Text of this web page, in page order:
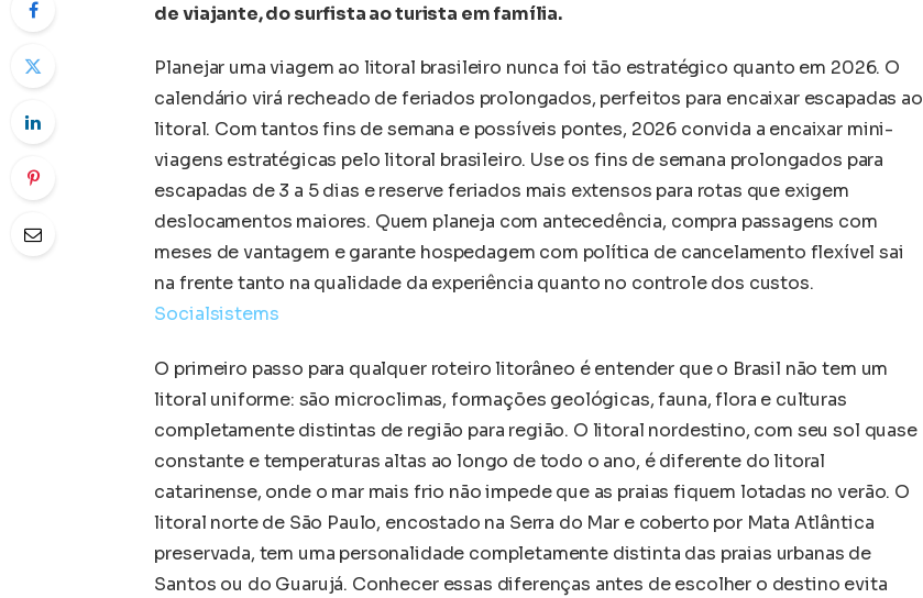
de viajante, do surfista ao turista em família.
Planejar uma viagem ao litoral brasileiro nunca foi tão estratégico quanto em 2026. O
calendário virá recheado de feriados prolongados, perfeitos para encaixar escapadas ao
litoral. Com tantos fins de semana e possíveis pontes, 2026 convida a encaixar mini-
viagens estratégicas pelo litoral brasileiro. Use os fins de semana prolongados para
escapadas de 3 a 5 dias e reserve feriados mais extensos para rotas que exigem
deslocamentos maiores. Quem planeja com antecedência, compra passagens com
meses de vantagem e garante hospedagem com política de cancelamento flexível sai
na frente tanto na qualidade da experiência quanto no controle dos custos.
Socialsistems
O primeiro passo para qualquer roteiro litorâneo é entender que o Brasil não tem um
litoral uniforme: são microclimas, formações geológicas, fauna, flora e culturas
completamente distintas de região para região. O litoral nordestino, com seu sol quase
constante e temperaturas altas ao longo de todo o ano, é diferente do litoral
catarinense, onde o mar mais frio não impede que as praias fiquem lotadas no verão. O
litoral norte de São Paulo, encostado na Serra do Mar e coberto por Mata Atlântica
preservada, tem uma personalidade completamente distinta das praias urbanas de
Santos ou do Guarujá. Conhecer essas diferenças antes de escolher o destino evita